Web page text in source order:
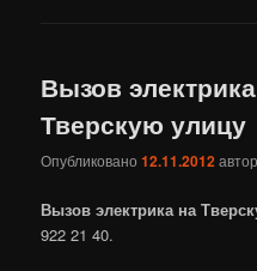
Вызов
Тверскую улицу
Опубликовано12.11.2012
Вызов электрика на
922 21 40.